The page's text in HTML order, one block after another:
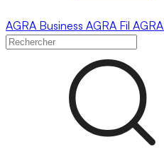
AGRA Business AGRA Fil AGRA